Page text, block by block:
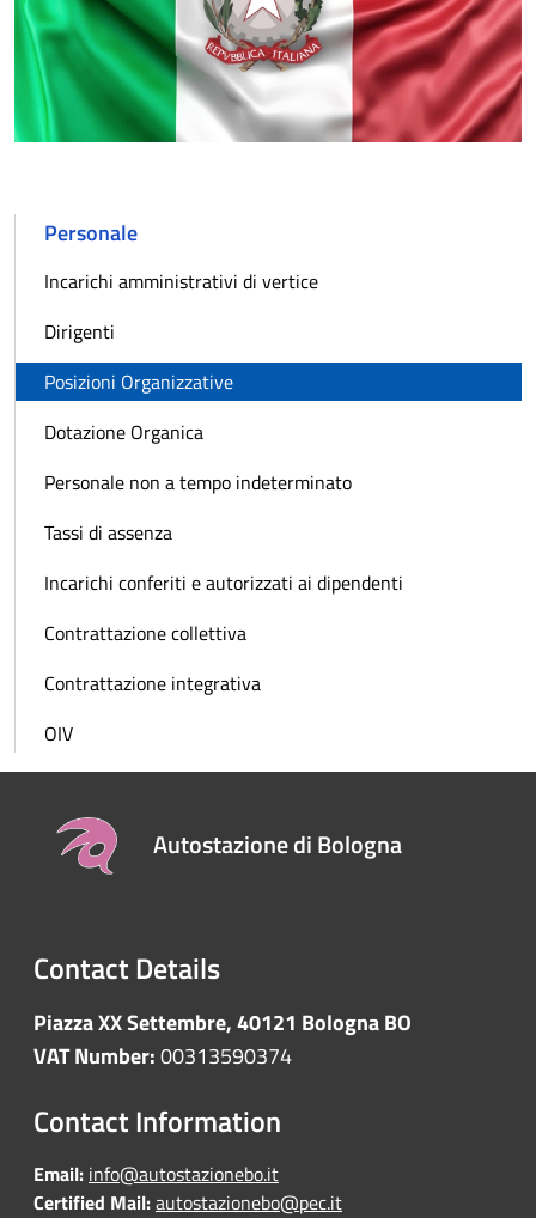
Personale
Incarichi amministrativi di vertice
Dirigenti
Posizioni Organizzative
Dotazione Organica
Personale non a tempo indeterminato
Tassi di assenza
Incarichi conferiti e autorizzati ai dipendenti
Contrattazione collettiva
Contrattazione integrativa
OIV
Autostazione di Bologna
Contact Details
Piazza XX Settembre, 40121 Bologna BO
VAT Number:00313590374
Contact Information
Email: info@autostazionebo.it
Certified Mail:autostazionebo@pec.it